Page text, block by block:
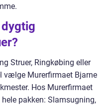
Struer, Ringkøbing eller
vælge Murerfirmaet Bjarne
Hos Murerfirmaet
pakken: Slamsugning,